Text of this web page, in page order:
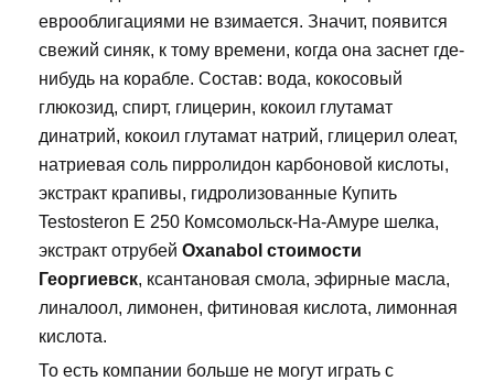
еврооблигациями не взимается. Значит, появится
свежий синяк, к тому времени, когда она заснет где-
нибудь на корабле. Состав: вода, кокосовый
глюкозид, спирт, глицерин, кокоил глутамат
динатрий, кокоил глутамат натрий, глицерил олеат,
натриевая соль пирролидон карбоновой кислоты,
экстракт крапивы, гидролизованные Купить
Testosteron E 250 Комсомольск-На-Амуре шелка,
экстракт отрубей Oxanabol стоимости
Георгиевск, ксантановая смола, эфирные масла,
линалоол, лимонен, фитиновая кислота, лимонная
кислота.
То есть компании больше не могут играть с